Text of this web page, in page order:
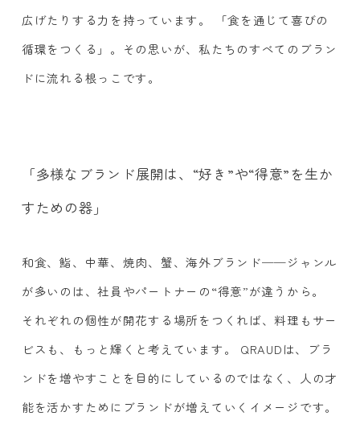
広げたりする力を持っています。 「食を通じて喜びの
循環をつくる」。その思いが、私たちのすべてのブラン
ドに流れる根っこです。
「多様なブランド展開は、“好き”や“得意”を生か
すための器」
和食、鮨、中華、焼肉、蟹、海外ブランド──ジャンル
が多いのは、社員やパートナーの“得意”が違うから。
それぞれの個性が開花する場所をつくれば、料理もサー
ビスも、もっと輝くと考えています。 QRAUDは、ブラ
ンドを増やすことを目的にしているのではなく、人の才
能を活かすためにブランドが増えていくイメージです。